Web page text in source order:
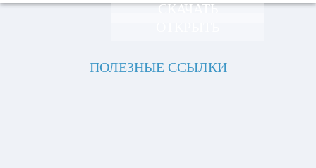
СКАЧАТЬ
ПОЛЕЗНЫЕ ССЫЛКИ